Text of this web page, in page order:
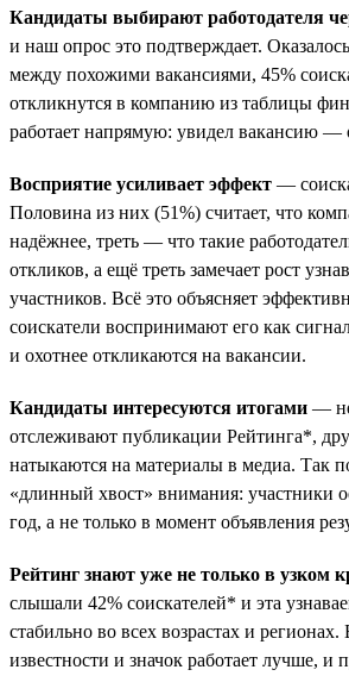
Кандидаты выбирают работодателя
и наш опрос это подтверждает.
между похожими вакансиями, 45%
откликнутся в компанию из таблицы
работает напрямую: увидел вакансию —
Восприятие усиливает эффект —
Половина из них (51%) считает, что
надёжнее, треть — что такие
откликов, а ещё треть замечает рост
участников. Всё это объясняет
соискатели воспринимают его как
и охотнее откликаются на вакансии.
Кандидаты интересуются итогами —
отслеживают публикации Рейтинга*,
натыкаются на материалы в медиа. Так
«длинный хвост» внимания: участники
год, а не только в момент объявления
Рейтинг знают уже не только в узком
слышали 42% соискателей* и эта
стабильно во всех возрастах и регионах.
известности и значок работает лучше,